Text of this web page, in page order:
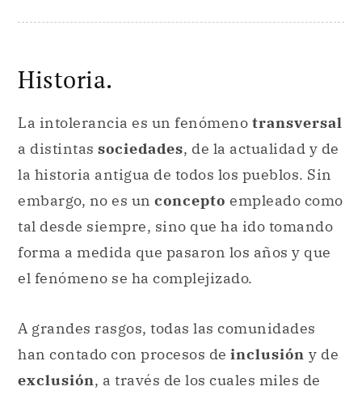
Historia.
La intolerancia es un fenómeno transversal
a distintas sociedades, de la actualidad y de
la historia antigua de todos los pueblos. Sin
embargo, no es un concepto empleado como
tal desde siempre, sino que ha ido tomando
forma a medida que pasaron los años y que
el fenómeno se ha complejizado.
A grandes rasgos, todas las comunidades
han contado con procesos de inclusión y de
exclusión, a través de los cuales miles de